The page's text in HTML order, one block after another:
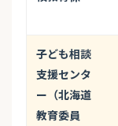
子ども相談
支援センタ
ー（北海道
教育委員